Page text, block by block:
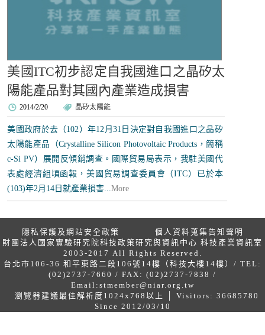
美國ITC初步認定自我國進口之晶矽太
陽能產品對其國內產業造成損害
2014/2/20 晶矽太陽能
美國政府於去（102）年12月31日決定對自我國進口之晶矽
太陽能產品（Crystalline Silicon Photovoltaic Products，簡稱
c-Si PV）展開反傾銷調查。國際貿易局表示，我駐美國代
表處經濟組頃函報，美國貿易調查委員會（ITC）已於本
(103)年2月14日就產業損害...More
隱私保護及網站安全政策
個人資料蒐集告知聲明
財團法人國家實驗研究院科技政策研究與資訊中心 科技產業資訊室
2003-2017 All Rights Reserved.
台北市106-36 和平東路二段106號14樓（科技大樓14樓）/ TEL:
(02)2737-7660 / FAX: (02)2737-7838 /
Email: stmember@niar.org.tw
瀏覽器建議最佳解析度1024x768以上 │ Visitors: 36685780
Since 2012/03/10